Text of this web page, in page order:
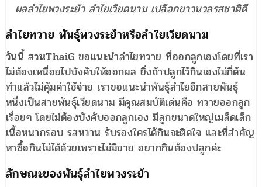
ผลลำไยพวงระย้า ลำไยเวียดนาม เปลือกขาวนวลรสชาติดี
ลำไยทวาย พันธุ์พวงระย้าหรือลำใยเวียดนาม
วันนี้ สวนThaiG ขอแนะนำลำไยทวาย ที่ออกลูกเองโดยที่เรา
ไม่ต้องเหนื่อยไปบังคับให้ออกผล ยิ่งถ้าปลูกไว้กินเองไม่กี่ต้น
ทำแล้วไม่คุ้มค่าใช้จ่าย เราขอแนะนำพันธุ์ลำไยอีกสายพันธุ์
หนึ่งเป็นสายพันธุ์เวียดนาม มีคุณสมบัติเด่นคือ ทวายออกลูก
เรื่อยๆ โดยไม่ต้องบังคับออกลูกเอง มีลูกขนาดใหญ่เมล็ดเล็ก
เนื้อหนากรอบ รสหวาน รับรองใครได้กินจะติดใจ และที่สำคัญ
หาซื้อกินไม่ได้ด้วยเพราะไม่มีขาย อยากกินต้องปลูกค่ะ
ลักษณะของพันธุ์ลำไยพวงระย้า